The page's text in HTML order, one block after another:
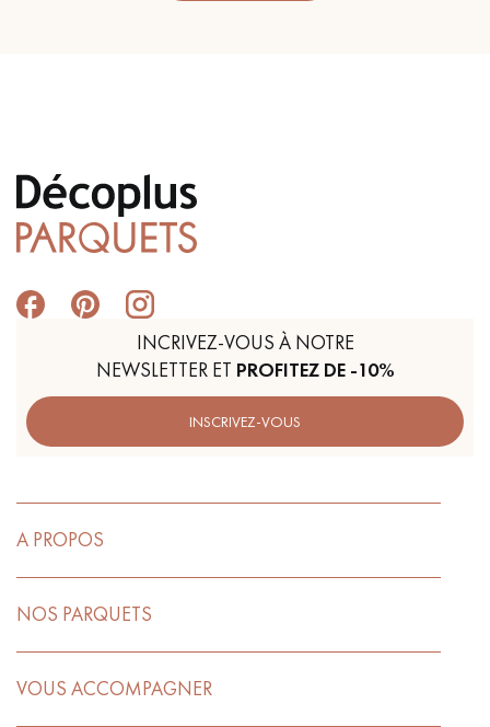
INCRIVEZ-VOUS À NOTRE
NEWSLETTER ET PROFITEZ DE -10%
INSCRIVEZ-VOUS
A PROPOS
NOS PARQUETS
VOUS ACCOMPAGNER